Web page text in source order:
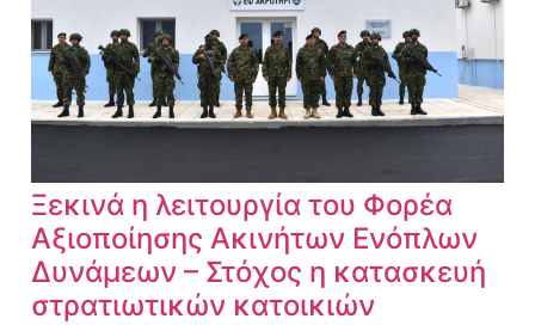
Ξεκινά η λειτουργία του Φορέα
Αξιοποίησης Ακινήτων Ενόπλων
Δυνάμεων – Στόχος η κατασκευή
στρατιωτικών κατοικιών